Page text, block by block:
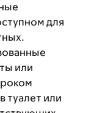
для
или
туалет или